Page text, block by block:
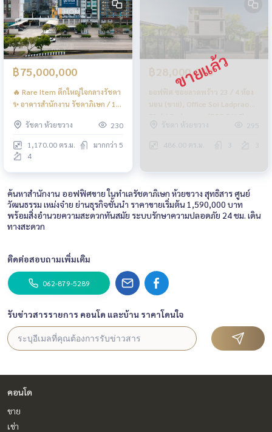
฿75,000,000
🔥 Rare Item ตึกใหญ่ใจกลางรัชดา
✨ อาคารสำนักงาน รัชดาภิเษก / 10
Ratchadaphisek / 10 Rooms
(FOR SALE) TPM409
รัชดา ห้วยขวาง
230
1,170.00 ตร.ม.
มากกว่า 5
4
฿28,000,000
ออฟฟิศ ซอยลาดพร้าว 23 / 4 ห้อง
นอน (ขาย), Office Soi Ladprao
23 / 4 Bedrooms (FOR SALE)
TPM306รัชดา ห้วยขวาง
295
486.00 ตร.ม.
ค้นหาสำนักงาน ออฟฟิศขาย ในทำเลรัชดาภิเษก ห้วยขวาง สุทธิสาร ศูนย์
วัฒนธรรม เหม่งจ๋าย ย่านธุรกิจชั้นนำ ราคาขายเริ่มต้น 1,590,000 บาท
พร้อมสิ่งอำนวยความสะดวกทันสมัย ระบบรักษาความปลอดภัย 24 ชม. เดิน
ทางสะดวก
ติดต่อสอบถามเพิ่มเติม
062-879-5289
รับข่าวสารรายการ คอนโด และบ้าน ราคาโดนใจ
คอนโด
ขาย
เช่า